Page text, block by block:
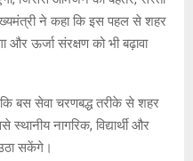
ने कहा कि इस पहल से शहर
ऊर्जा संरक्षण को भी बढ़ावा
कि बस सेवा चरणबद्ध तरीके से शहर
नागरिक, विद्यार्थी और
सकेंगे।